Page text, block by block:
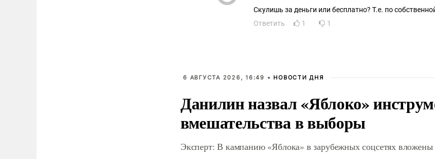
Скулишь за деньги или бесплатно? Т.е. по
Ответить
1 1
6 АВГУСТА 2026, 16:49 • НОВОСТИ ДНЯ
Данилин назвал «Яблоко»
вмешательства в выборы
Эксперт: В кампанию «Яблока» в зарубежных соцсетях